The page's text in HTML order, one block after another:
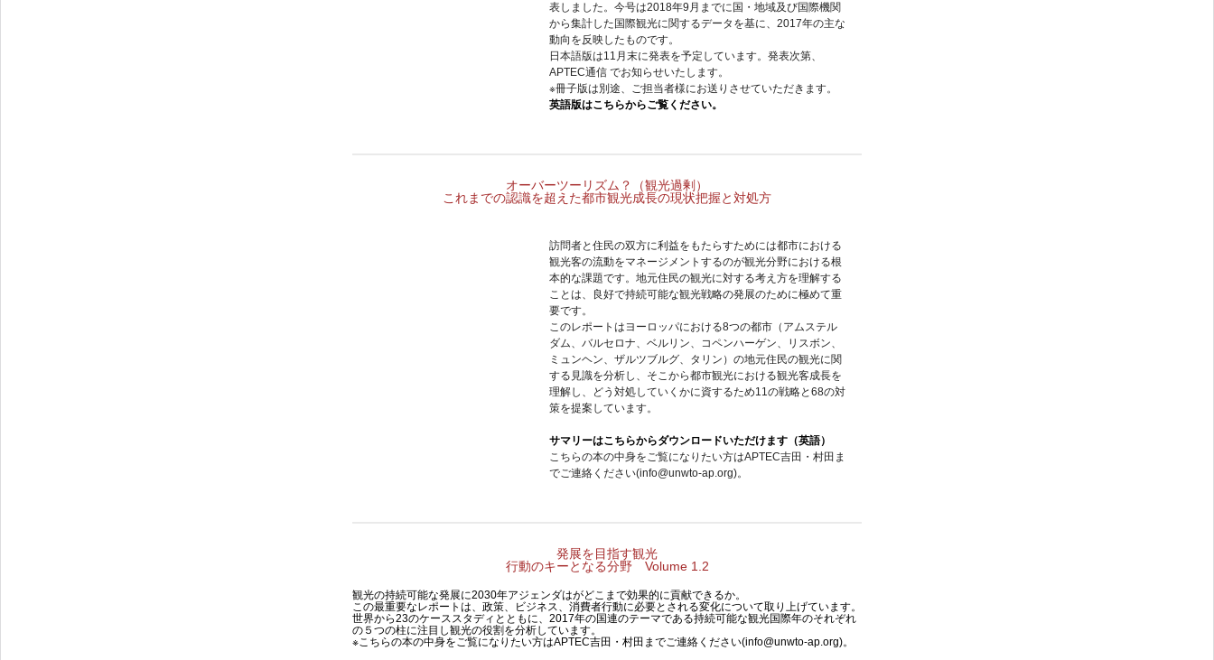
表しました。今号は2018年9月までに国・地域及び国際機関
から集計した国際観光に関するデータを基に、2017年の主な
動向を反映したものです。
日本語版は11月末に発表を予定しています。発表次第、
APTEC通信 でお知らせいたします。
※冊子版は別途、ご担当者様にお送りさせていただきます。
英語版はこちらからご覧ください。
オーバーツーリズム？（観光過剰）
これまでの認識を超えた都市観光成長の現状把握と対処方
訪問者と住民の双方に利益をもたらすためには都市における
観光客の流動をマネージメントするのが観光分野における根
本的な課題です。地元住民の観光に対する考え方を理解する
ことは、良好で持続可能な観光戦略の発展のために極めて重
要です。
このレポートはヨーロッパにおける8つの都市（アムステル
ダム、バルセロナ、ベルリン、コペンハーゲン、リスボン、
ミュンヘン、ザルツブルグ、タリン）の地元住民の観光に関
する見識を分析し、そこから都市観光における観光客成長を
理解し、どう対処していくかに資するため11の戦略と68の対
策を提案しています。
サマリーはこちらからダウンロードいただけます（英語）
こちらの本の中身をご覧になりたい方はAPTEC吉田・村田ま
でご連絡ください(info@unwto-ap.org)。
発展を目指す観光
行動のキーとなる分野 Volume 1.2
観光の持続可能な発展に2030年アジェンダはがどこまで効果的に貢献できるか。
この最重要なレポートは、政策、ビジネス、消費者行動に必要とされる変化について取り上げています。
世界から23のケーススタディとともに、2017年の国連のテーマである持続可能な観光国際年のそれぞれ
の５つの柱に注目し観光の役割を分析しています。
※こちらの本の中身をご覧になりたい方はAPTEC吉田・村田までご連絡ください(info@unwto-ap.org)。